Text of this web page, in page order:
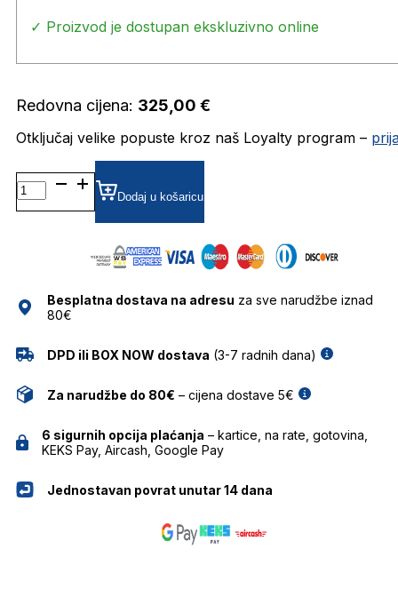
✓ Proizvod je dostupan ekskluzivno online
Redovna cijena: 325,00 €
Otključaj velike popuste kroz naš Loyalty program –
SUNCE
HUGO
BOSS
količina
Dodaj u košaricu
Besplatna dostava na adresu za sve narudžbe iznad
80€
DPD ili BOX NOW dostava (3-7 radnih dana)
Za narudžbe do 80€ – cijena dostave 5€
6 sigurnih opcija plaćanja – kartice, na rate, gotovina,
KEKS Pay, Aircash, Google Pay
Jednostavan povrat unutar 14 dana